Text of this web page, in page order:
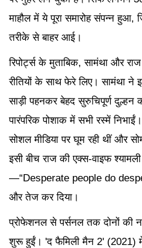
माहौल में ये पूरा समारोह संपन्न हुआ,
तरीके से बाहर आई।
रिपोर्ट्स के मुताबिक, सामंथा और
रीतियों के साथ फेरे लिए। सामंथा ने
साड़ी पहनकर बेहद सुरुचिपूर्ण दुल्हन
पारंपरिक पोशाक में सभी रस्में
सोशल मीडिया पर घूम रही थीं और
इसी बीच राज की एक्स-वाइफ
—“Desperate people do
और तेज कर दिया।
प्रोफेशनल से पर्सनल तक दोनों की
शुरू हुईं। 'द फैमिली मैन 2' (2021)